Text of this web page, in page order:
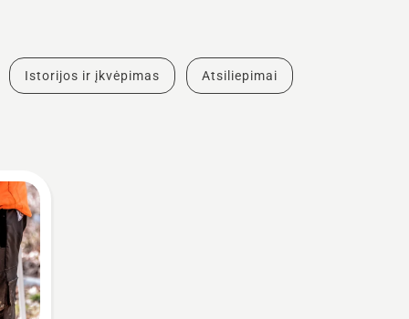
Istorijos ir įkvėpimas Atsiliepimai